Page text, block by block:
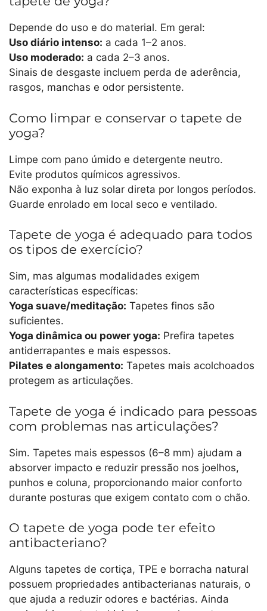
Depende do uso e do material. Em geral:
Uso diário intenso: a cada 1–2 anos.
Uso moderado: a cada 2–3 anos.
Sinais de desgaste incluem perda de aderência,
rasgos, manchas e odor persistente.
Como limpar e conservar o tapete de
yoga?
Limpe com pano úmido e detergente neutro.
Evite produtos químicos agressivos.
Não exponha à luz solar direta por longos períodos.
Guarde enrolado em local seco e ventilado.
Tapete de yoga é adequado para todos
os tipos de exercício?
Sim, mas algumas modalidades exigem
características específicas:
Yoga suave/meditação: Tapetes finos são
suficientes.
Yoga dinâmica ou power yoga: Prefira tapetes
antiderrapantes e mais espessos.
Pilates e alongamento: Tapetes mais acolchoados
protegem as articulações.
Tapete de yoga é indicado para pessoas
com problemas nas articulações?
Sim. Tapetes mais espessos (6–8 mm) ajudam a
absorver impacto e reduzir pressão nos joelhos,
punhos e coluna, proporcionando maior conforto
durante posturas que exigem contato com o chão.
O tapete de yoga pode ter efeito
antibacteriano?
Alguns tapetes de cortiça, TPE e borracha natural
possuem propriedades antibacterianas naturais, o
que ajuda a reduzir odores e bactérias. Ainda